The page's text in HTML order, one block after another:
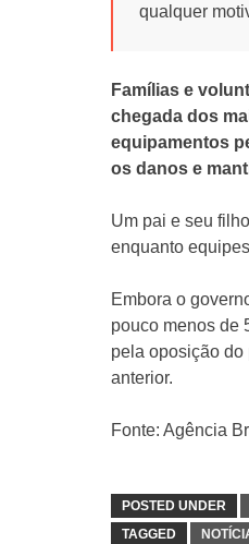
qualquer
Famílias e
chegada dos
equipamentos
os danos e
Um pai e seu
enquanto
Embora o
pouco menos de
pela oposição do
anterior.
Fonte: Agência
POSTED UNDER
TAGGED